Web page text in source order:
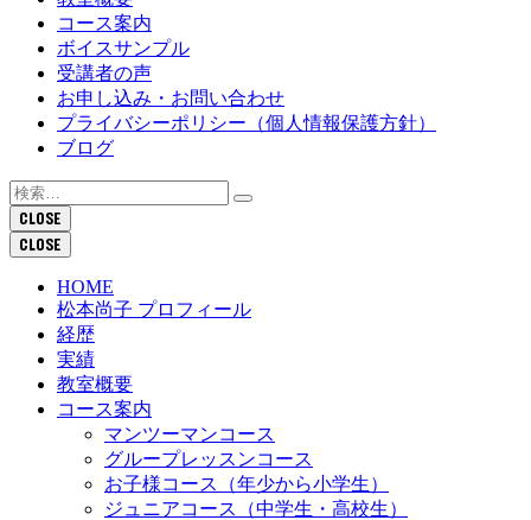
コース案内
ボイスサンプル
受講者の声
お申し込み・お問い合わせ
プライバシーポリシー（個人情報保護方針）
ブログ
検
索:CLOSE
CLOSE
HOME
松本尚子 プロフィール
経歴
実績
教室概要
コース案内
マンツーマンコース
グループレッスンコース
お子様コース（年少から小学生）
ジュニアコース（中学生・高校生）